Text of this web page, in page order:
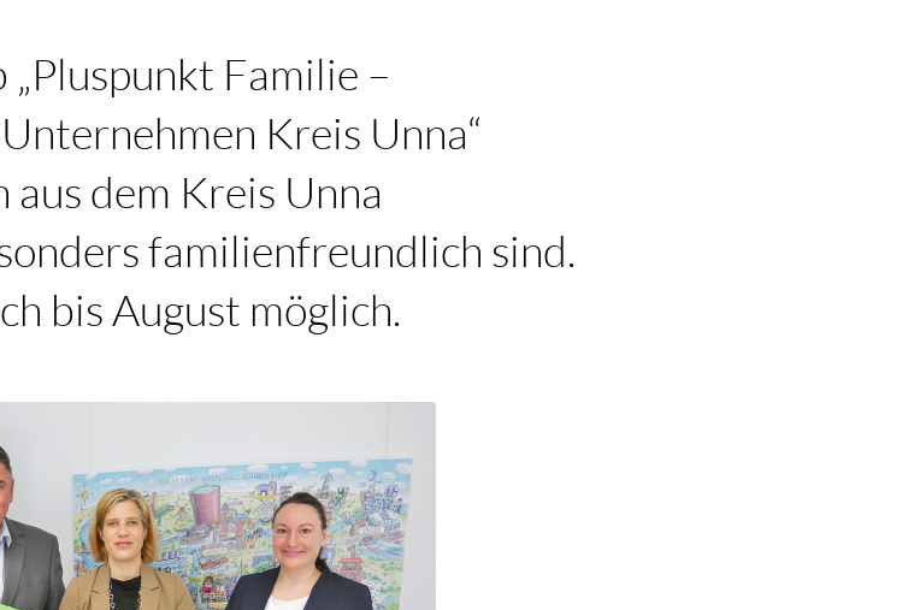
Familie –
Kreis Unna“
dem Kreis Unna
familienfreundlich sind.
bis August möglich.